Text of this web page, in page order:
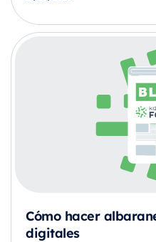
Cómo hacer
digitales